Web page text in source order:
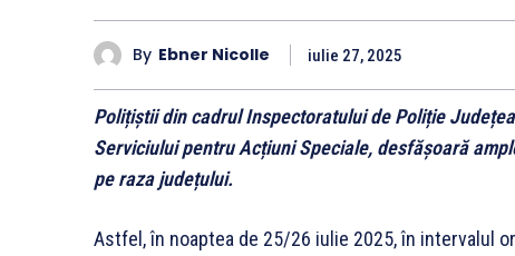
By Ebner Nicolle iulie 27, 2025
Polițiștii din cadrul Inspectoratului de Poliție
Serviciului pentru Acțiuni Speciale, desfășoară
pe raza județului.
Astfel, în noaptea de 25/26 iulie 2025, în intervalul